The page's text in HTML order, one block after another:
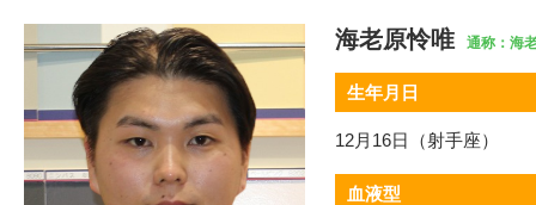
海老原怜唯 通称：海
生年月日
12月16日（射手座）
血液型